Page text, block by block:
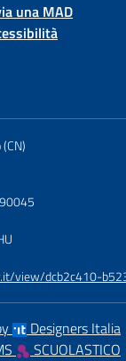
una MAD
view/dcb2c410-
Designers Italia
SCUOLASTICO